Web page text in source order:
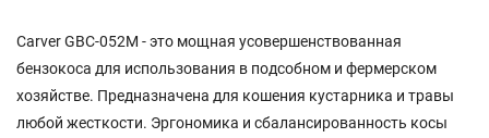
Carver GBC-052M - это мощная усовершенствованная
бензокоса для использования в подсобном и фермерском
хозяйстве. Предназначена для кошения кустарника и травы
любой жесткости. Эргономика и сбалансированность косы